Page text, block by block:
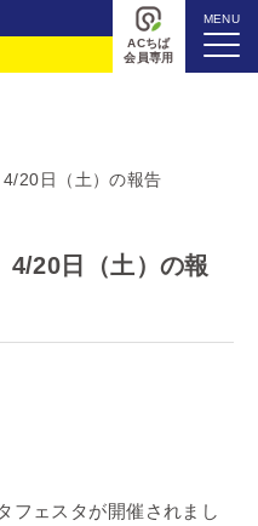
ACちば
会員専用
MENU
20日（土）の報告
20日（土）の報
フェスタが開催されまし